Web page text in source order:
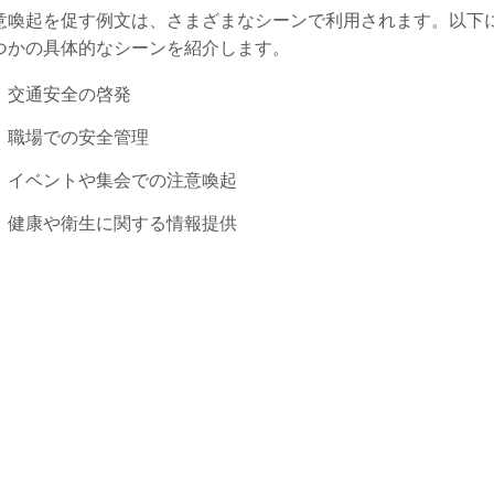
喚起を促す例文は、さまざまなシーンで利用されます。以下
かの具体的なシーンを紹介します。
交通安全の啓発
職場での安全管理
イベントや集会での注意喚起
健康や衛生に関する情報提供